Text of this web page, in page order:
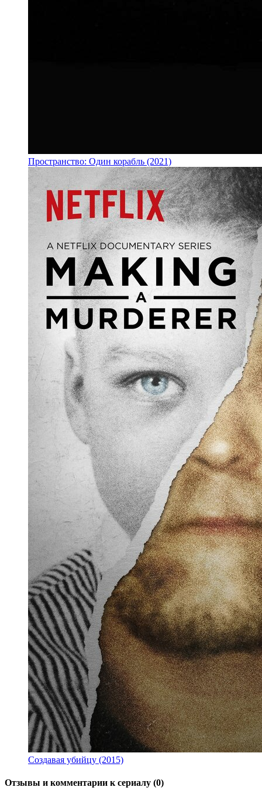
Пространство: Один корабль (2021)
Создавая убийцу (2015)
Отзывы и комментарии к сериалу (0)